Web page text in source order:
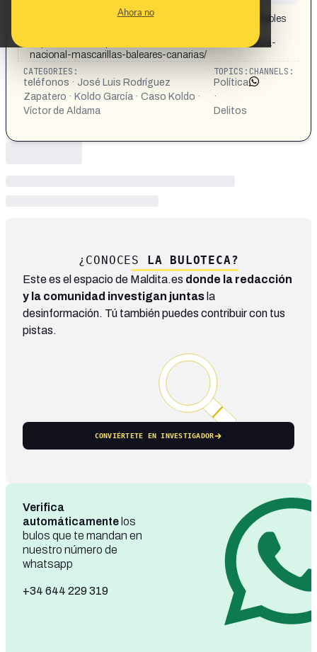
Ahora no
Aldama apunta a que Zapatero usaba móviles desechables
https://efe.com/espana/2026-05-21/aldama-audiencia-
nacional-mascarillas-baleares-canarias/
CATEGORIES:
teléfonos · José Luis Rodríguez
Zapatero · Koldo García · Caso Koldo ·
Víctor de Aldama
TOPICS:
Política
·
Delitos
CHANNELS:
¿CONOCES LA BULOTECA?
Este es el espacio de Maldita.es donde la redacción
y la comunidad investigan juntas la
desinformación. Tú también puedes contribuir con tus
pistas.
CONVIÉRTETE EN INVESTIGADOR
Verifica
automáticamente los
bulos que te mandan en
nuestro número de
whatsapp
+34 644 229 319